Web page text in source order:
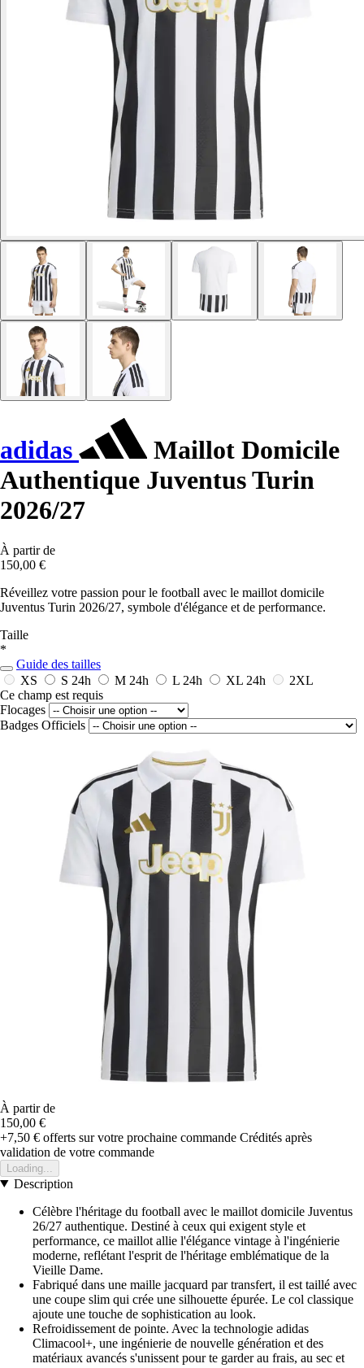
adidas
Maillot Domicile
Authentique Juventus Turin
2026/27
À partir de
150,00 €
Réveillez votre passion pour le football avec le maillot domicile
Juventus Turin 2026/27, symbole d'élégance et de performance.
Taille
*
Guide des tailles
XS
S 24h M 24h L 24h XL 24h
2XL
Ce champ est requis
Flocages
Badges Officiels
À partir de
150,00 €
+7,50 € offerts sur votre prochaine commande Crédités après
validation de votre commande
Loading...
Description
Célèbre l'héritage du football avec le maillot domicile Juventus
26/27 authentique. Destiné à ceux qui exigent style et
performance, ce maillot allie l'élégance vintage à l'ingénierie
moderne, reflétant l'esprit de l'héritage emblématique de la
Vieille Dame.
Fabriqué dans une maille jacquard par transfert, il est taillé avec
une coupe slim qui crée une silhouette épurée. Le col classique
ajoute une touche de sophistication au look.
Refroidissement de pointe. Avec la technologie adidas
Climacool+, une ingénierie de nouvelle génération et des
matériaux avancés s'unissent pour te garder au frais, au sec et